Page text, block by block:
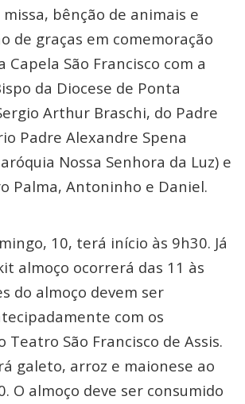
bênção de animais e
de graças em comemoração
Capela São Francisco com a
da Diocese de Ponta
Arthur Braschi, do Padre
Padre Alexandre Spena
Nossa Senhora da Luz) e
Palma, Antoninho e Daniel.
10, terá início às 9h30. Já
almoço ocorrerá das 11 às
do almoço devem ser
com os
São Francisco de Assis.
galeto, arroz e maionese ao
O almoço deve ser consumido